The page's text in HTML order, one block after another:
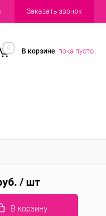
Заказать звонок
0 В корзине пока пусто
/ шт
В корзину